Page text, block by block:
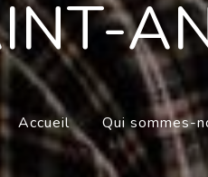
Accueil Qui sommes-